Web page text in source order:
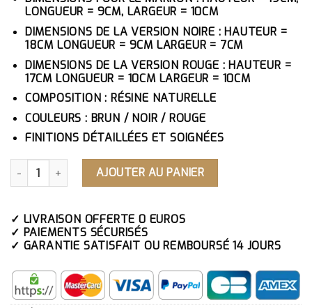
LONGUEUR = 9CM, LARGEUR = 10CM
DIMENSIONS DE LA VERSION NOIRE : HAUTEUR =
18CM LONGUEUR = 9CM LARGEUR = 7CM
DIMENSIONS DE LA VERSION ROUGE : HAUTEUR =
17CM LONGUEUR = 10CM LARGEUR = 10CM
COMPOSITION : RÉSINE NATURELLE
COULEURS : BRUN / NOIR / ROUGE
FINITIONS DÉTAILLÉES ET SOIGNÉES
QUANTITÉ DE STATUE CHAT MUSICIEN
AJOUTER AU PANIER
✓ LIVRAISON OFFERTE 0 EUROS
✓ PAIEMENTS SÉCURISÉS
✓ GARANTIE SATISFAIT OU REMBOURSÉ 14 JOURS